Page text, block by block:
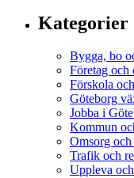
Kategorier
Bygga, bo
Företag och
Förskola
Göteborg
Jobba i
Kommun
Omsorg och
Trafik och
Uppleva